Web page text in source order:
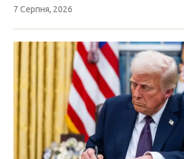
7 Серпня, 2026